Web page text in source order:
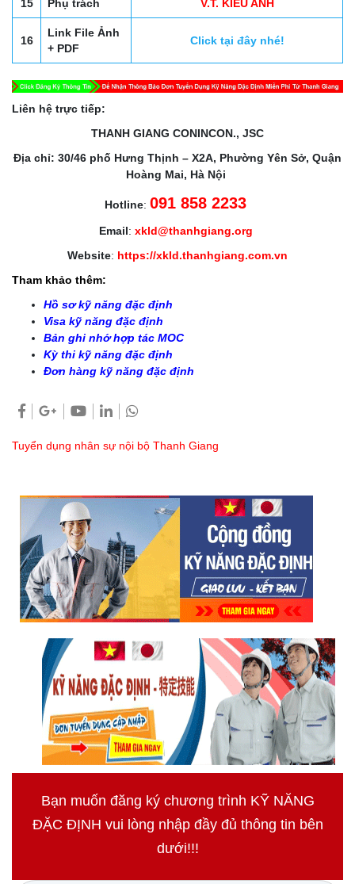
15 Phụ trách V.T. KIEU ANH
16
Link File Ảnh
+ PDF
Click tại đây nhé!
Liên hệ trực tiếp:
THANH GIANG CONINCON., JSC
Địa chỉ: 30/46 phố Hưng Thịnh – X2A, Phường Yên Sở, Quận
Hoàng Mai, Hà Nội
Hotline: 091 858 2233
Email: xkld@thanhgiang.org
Website: https://xkld.thanhgiang.com.vn
Tham khảo thêm:
Hồ sơ kỹ năng đặc định
Visa kỹ năng đặc định
Bản ghi nhớ hợp tác MOC
Kỳ thi kỹ năng đặc định
Đơn hàng kỹ năng đặc định
Tuyển dụng nhân sự nội bộ Thanh Giang
Bạn muốn đăng ký chương trình KỸ NĂNG
ĐẶC ĐỊNH vui lòng nhập đầy đủ thông tin bên
dưới!!!